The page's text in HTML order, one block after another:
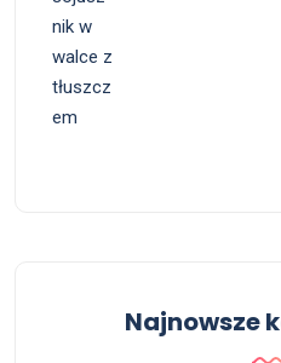
Najnowsze